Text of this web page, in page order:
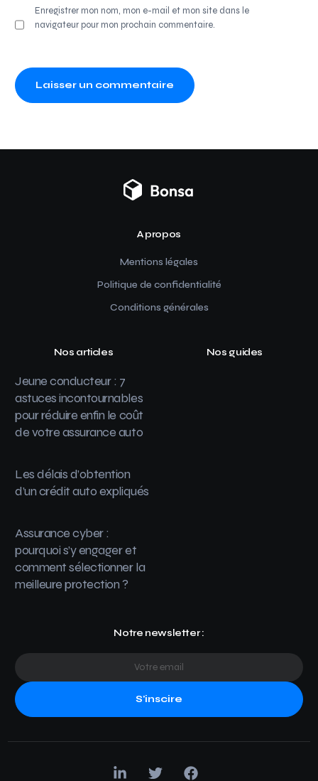
Enregistrer mon nom, mon e-mail et mon site dans le
navigateur pour mon prochain commentaire.
A propos
Mentions légales
Politique de confidentialité
Conditions générales
Nos articles
Jeune conducteur : 7
astuces incontournables
pour réduire enfin le coût
de votre assurance auto
Les délais d’obtention
d’un crédit auto expliqués
Assurance cyber :
pourquoi s’y engager et
comment sélectionner la
meilleure protection ?
Nos guides
Notre newsletter :
S'inscire